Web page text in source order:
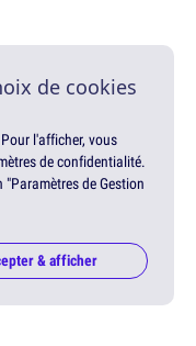
de cookies
l'afficher, vous
de confidentialité.
de Gestion
& afficher